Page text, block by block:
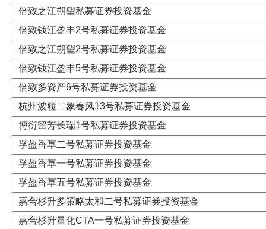
倍致之江朔望私募证券投资基金
倍致钱江盈丰2号私募证券投资基金
倍致之江朔望2号私募证券投资基金
倍致钱江盈丰5号私募证券投资基金
倍致多资产6号私募证券投资基金
杭州波粒二象春风13号私募证券投资基金
博衍留芳长瑞1号私募证券投资基金
孚盈香草二号私募证券投资基金
孚盈香草一号私募证券投资基金
孚盈香草五号私募证券投资基金
嘉合杉升多策略太和二号私募证券投资基金
嘉合杉升量化CTA一号私募证券投资基金